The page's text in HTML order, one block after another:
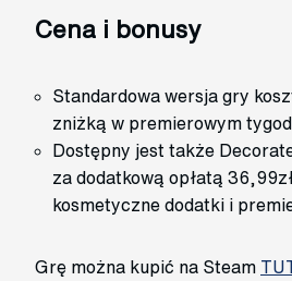
Cena i bonusy
Standardowa wersja gry
zniżką w premierowym
Dostępny jest także
za dodatkową opłatą
kosmetyczne dodatki i
Grę można kupić na Steam